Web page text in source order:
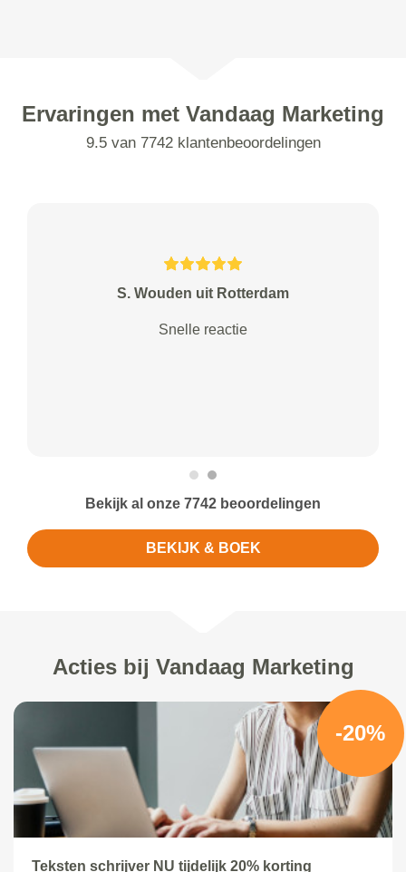
Ervaringen met Vandaag Marketing
9.5 van 7742 klantenbeoordelingen
S. Wouden uit Rotterdam
Snelle reactie
Bekijk al onze 7742 beoordelingen
BEKIJK & BOEK
Acties bij Vandaag Marketing
-20%
Teksten schrijver NU tijdelijk 20% korting